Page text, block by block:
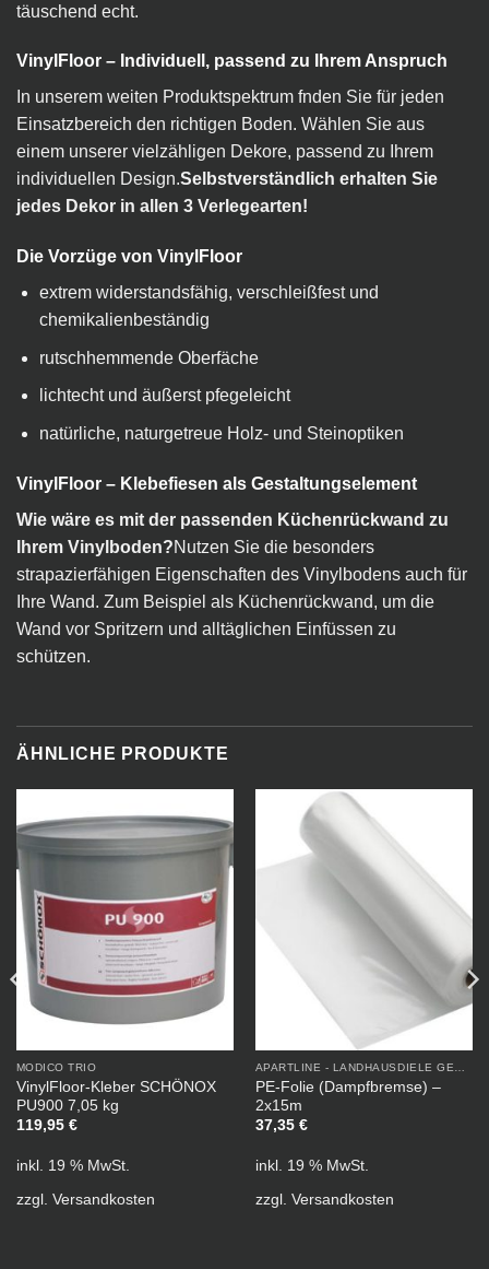
täuschend echt.
VinylFloor – Individuell, passend zu Ihrem Anspruch
In unserem weiten Produktspektrum fnden Sie für jeden
Einsatzbereich den richtigen Boden. Wählen Sie aus
einem unserer vielzähligen Dekore, passend zu Ihrem
individuellen Design.Selbstverständlich erhalten Sie
jedes Dekor in allen 3 Verlegearten!
Die Vorzüge von VinylFloor
extrem widerstandsfähig, verschleißfest und
chemikalienbeständig
rutschhemmende Oberfäche
lichtecht und äußerst pfegeleicht
natürliche, naturgetreue Holz- und Steinoptiken
VinylFloor – Klebefiesen als Gestaltungselement
Wie wäre es mit der passenden Küchenrückwand zu
Ihrem Vinylboden?Nutzen Sie die besonders
strapazierfähigen Eigenschaften des Vinylbodens auch für
Ihre Wand. Zum Beispiel als Küchenrückwand, um die
Wand vor Spritzern und alltäglichen Einfüssen zu
schützen.
ÄHNLICHE PRODUKTE
MODICO TRIO
VinylFloor-Kleber SCHÖNOX
PU900 7,05 kg
119,95 €
inkl. 19 % MwSt.
zzgl. Versandkosten
PE-Folie (Dampfbremse) –
2x15m
37,35 €
inkl. 19 % MwSt.
zzgl. Versandkosten